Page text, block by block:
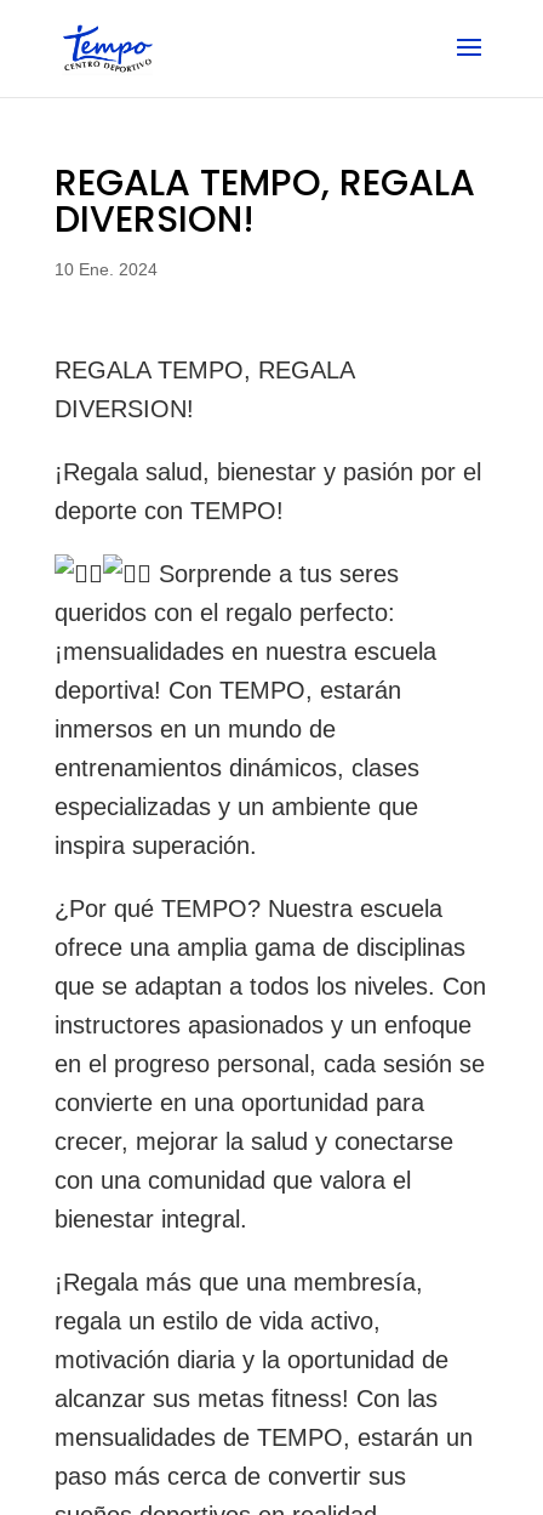
content
REGALA TEMPO, REGALA
DIVERSION!
10 Ene. 2024
REGALA TEMPO, REGALA
DIVERSION!
¡Regala salud, bienestar y pasión por el
deporte con TEMPO!
Sorprende a tus seres
queridos con el regalo perfecto:
¡mensualidades en nuestra escuela
deportiva! Con TEMPO, estarán
inmersos en un mundo de
entrenamientos dinámicos, clases
especializadas y un ambiente que
inspira superación.
¿Por qué TEMPO? Nuestra escuela
ofrece una amplia gama de disciplinas
que se adaptan a todos los niveles. Con
instructores apasionados y un enfoque
en el progreso personal, cada sesión se
convierte en una oportunidad para
crecer, mejorar la salud y conectarse
con una comunidad que valora el
bienestar integral.
¡Regala más que una membresía,
regala un estilo de vida activo,
motivación diaria y la oportunidad de
alcanzar sus metas fitness! Con las
mensualidades de TEMPO, estarán un
paso más cerca de convertir sus